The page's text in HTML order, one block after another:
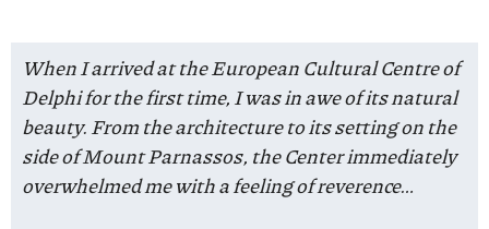
When I arrived at the European Cultural Centre of
Delphi for the first time, I was in awe of its natural
beauty. From the architecture to its setting on the
side of Mount Parnassos, the Center immediately
overwhelmed me with a feeling of reverence…